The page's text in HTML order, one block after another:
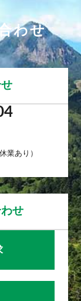
わせ
業あり）
せ